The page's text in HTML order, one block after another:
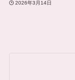
2026年3月14日